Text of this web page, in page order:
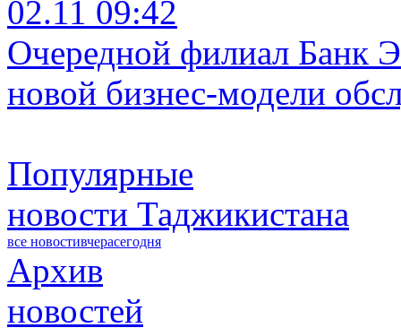
02.11 09:42
Очередной филиал Банк
новой бизнес-модели
Популярные
новости Таджикистана
все новостивчерасегодня
Архив
новостей